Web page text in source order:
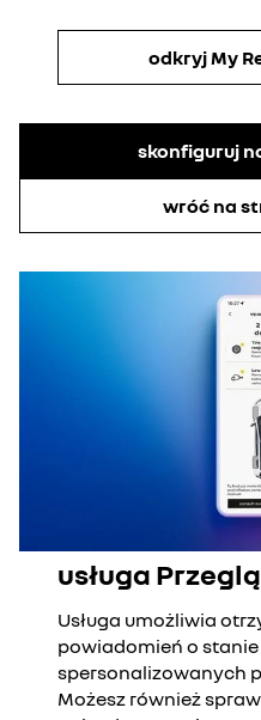
odkryj My
skonfiguruj
wróć na
usługa
Usługa umożliwia
powiadomień o
spersonalizowanych
Możesz również